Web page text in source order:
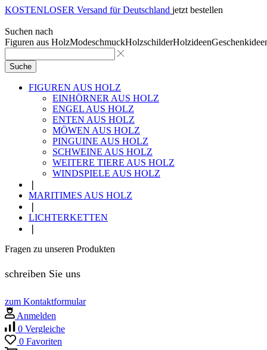
KOSTENLOSER Versand für Deutschland jetzt bestellen
Suchen nach
Figuren aus HolzModeschmuckHolzschilderHolzideen
Suche
FIGUREN AUS HOLZ
EINHÖRNER AUS HOLZ
ENGEL AUS HOLZ
ENTEN AUS HOLZ
MÖWEN AUS HOLZ
PINGUINE AUS HOLZ
SCHWEINE AUS HOLZ
WEITERE TIERE AUS HOLZ
WINDSPIELE AUS HOLZ
MARITIMES AUS HOLZ
LICHTERKETTEN
Fragen zu unseren Produkten
schreiben Sie uns
zum Kontaktformular
Anmelden
0 Vergleiche
0 Favoriten